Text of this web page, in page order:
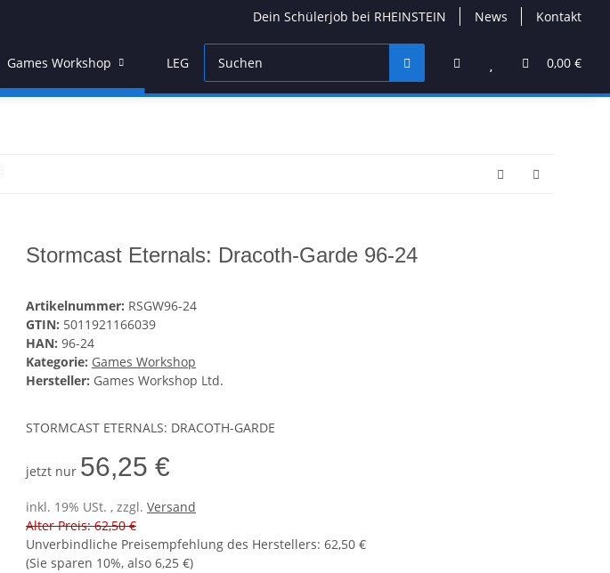
Dein Schülerjob bei RHEINSTEIN News Kontakt
0,00 €
Games Workshop LEGO® Adult Builder Seltene Sets
Stormcast Eternals: Dracoth-Garde 96-24
Artikelnummer: RSGW96-24
GTIN: 5011921166039
HAN: 96-24
Kategorie: Games Workshop
Hersteller: Games Workshop Ltd.
STORMCAST ETERNALS: DRACOTH-GARDE
jetzt nur 56,25 €
inkl. 19% USt. , zzgl. Versand
Alter Preis: 62,50 €
Unverbindliche Preisempfehlung des Herstellers: 62,50 €
(Sie sparen 10%, also 6,25 €)